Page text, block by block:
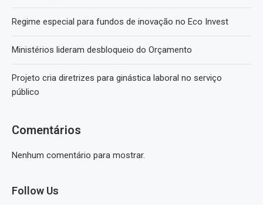
Regime especial para fundos de inovação no Eco Invest
Ministérios lideram desbloqueio do Orçamento
Projeto cria diretrizes para ginástica laboral no serviço
público
Comentários
Nenhum comentário para mostrar.
Follow Us